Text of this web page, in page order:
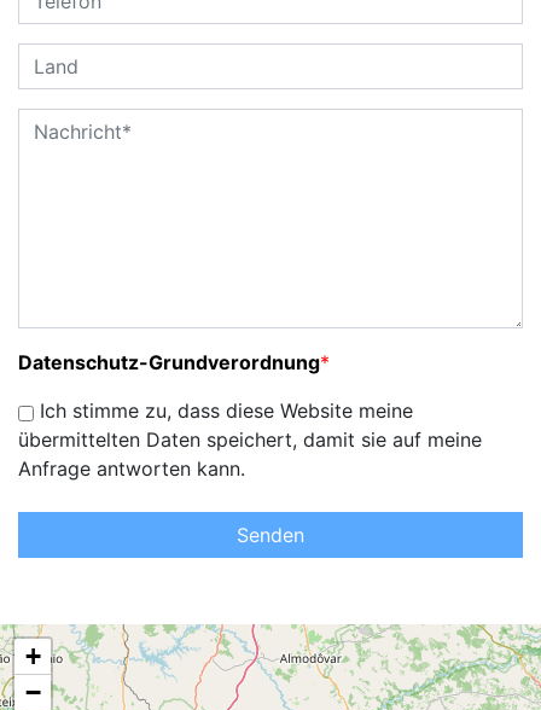
Datenschutz-Grundverordnung*
Ich stimme zu, dass diese Website meine
übermittelten Daten speichert, damit sie auf meine
Anfrage antworten kann.
Senden
+
−